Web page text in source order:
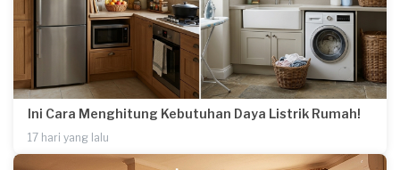
Ini Cara Menghitung Kebutuhan Daya Listrik Rumah!
17 hari yang lalu